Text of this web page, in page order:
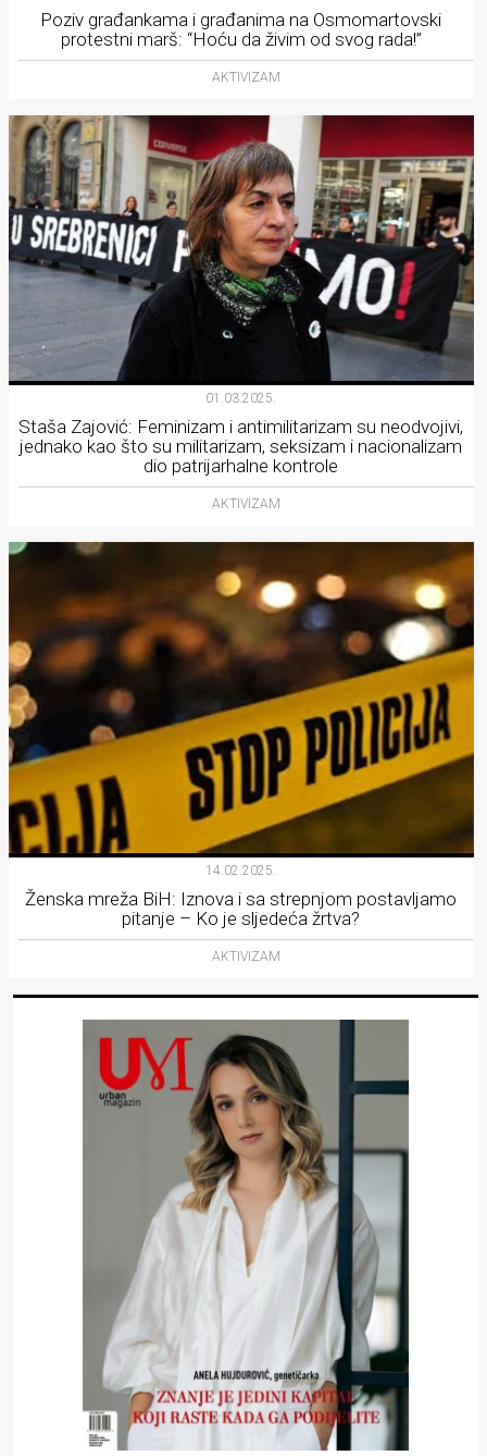
Poziv građankama i građanima na Osmomartovski
protestni marš: “Hoću da živim od svog rada!”
AKTIVIZAM
01.03.2025.
Staša Zajović: Feminizam i antimilitarizam su neodvojivi,
jednako kao što su militarizam, seksizam i nacionalizam
dio patrijarhalne kontrole
AKTIVIZAM
14.02.2025.
Ženska mreža BiH: Iznova i sa strepnjom postavljamo
pitanje – Ko je sljedeća žrtva?
AKTIVIZAM